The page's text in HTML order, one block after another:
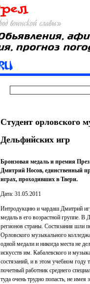
Студент орловского
Дельфийских игр
Бронзовая медаль и премия
Дмитрий Носов, единственный
играх, проходивших в Твери.
Дата: 31.05.2011
Интродукцию и чардаш Дмитрий
медаль в его возрастной группе. В
регионов страны. Состязания шли
Орловского музыкального
одной медали и никогда места не
искусств им. Кабалевского и
состязаний, и в этом учебном
почетный работник среднего
туда очень трудно попасть, не